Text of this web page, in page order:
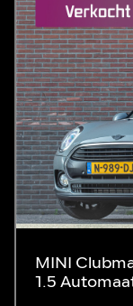
MINI
1.5